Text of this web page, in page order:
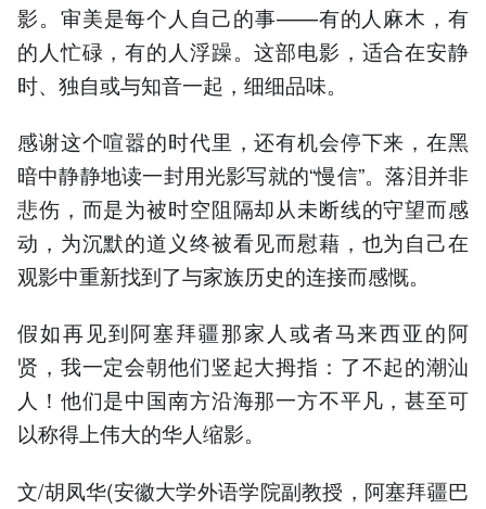
影。审美是每个人自己的事——有的人麻木，有
的人忙碌，有的人浮躁。这部电影，适合在安静
时、独自或与知音一起，细细品味。
感谢这个喧嚣的时代里，还有机会停下来，在黑
暗中静静地读一封用光影写就的“慢信”。落泪并非
悲伤，而是为被时空阻隔却从未断线的守望而感
动，为沉默的道义终被看见而慰藉，也为自己在
观影中重新找到了与家族历史的连接而感慨。
假如再见到阿塞拜疆那家人或者马来西亚的阿
贤，我一定会朝他们竖起大拇指：了不起的潮汕
人！他们是中国南方沿海那一方不平凡，甚至可
以称得上伟大的华人缩影。
文/胡凤华(安徽大学外语学院副教授，阿塞拜疆巴